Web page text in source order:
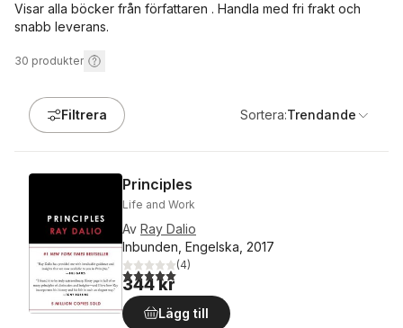
Visar alla böcker från författaren . Handla med fri frakt och
snabb leverans.
30 produkter
Filtrera Sortera:Trendande
Principles
Life and Work
Av Ray Dalio
Inbunden, Engelska, 2017
5,0utav 5 stjärnor. Totalt antal röster:
(4)
344 kr
Lägg till